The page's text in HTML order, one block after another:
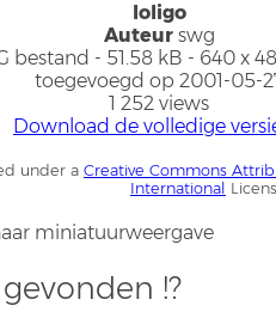
loligo
Auteur swg
bestand - 51.58 kB - 640 x
toegevoegd op 2001-05-
1 252 views
Download de volledige
under a Creative Commons
International
miniatuurweergave
!?